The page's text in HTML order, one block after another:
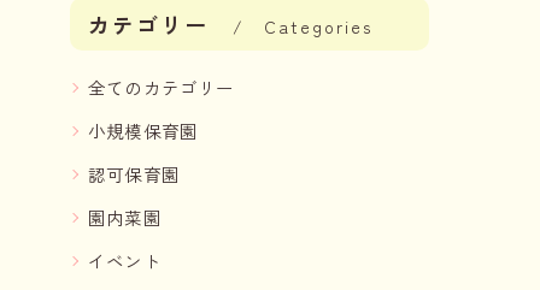
カテゴリー Categories
全てのカテゴリー
小規模保育園
認可保育園
園内菜園
イベント